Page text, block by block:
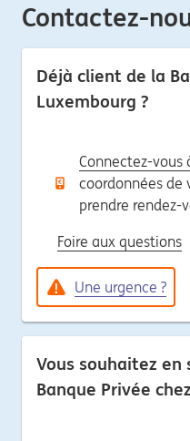
Contactez-
Déjà client de la
Luxembourg ?
Connectez-vous
coordonnées de
prendre rendez-
Foire aux questions
Une urgence ?
Vous souhaitez en
Banque Privée